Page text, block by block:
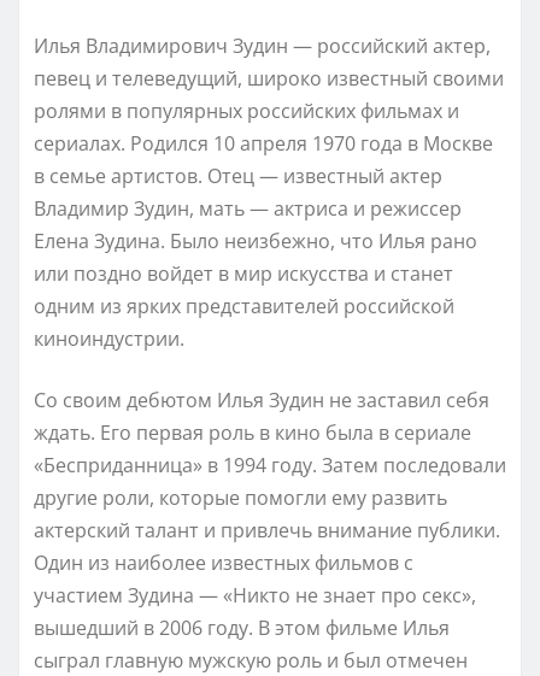
Илья Владимирович Зудин — российский актер,
певец и телеведущий, широко известный своими
ролями в популярных российских фильмах и
сериалах. Родился 10 апреля 1970 года в Москве
в семье артистов. Отец — известный актер
Владимир Зудин, мать — актриса и режиссер
Елена Зудина. Было неизбежно, что Илья рано
или поздно войдет в мир искусства и станет
одним из ярких представителей российской
киноиндустрии.
Со своим дебютом Илья Зудин не заставил себя
ждать. Его первая роль в кино была в сериале
«Бесприданница» в 1994 году. Затем последовали
другие роли, которые помогли ему развить
актерский талант и привлечь внимание публики.
Один из наиболее известных фильмов с
участием Зудина — «Никто не знает про секс»,
вышедший в 2006 году. В этом фильме Илья
сыграл главную мужскую роль и был отмечен